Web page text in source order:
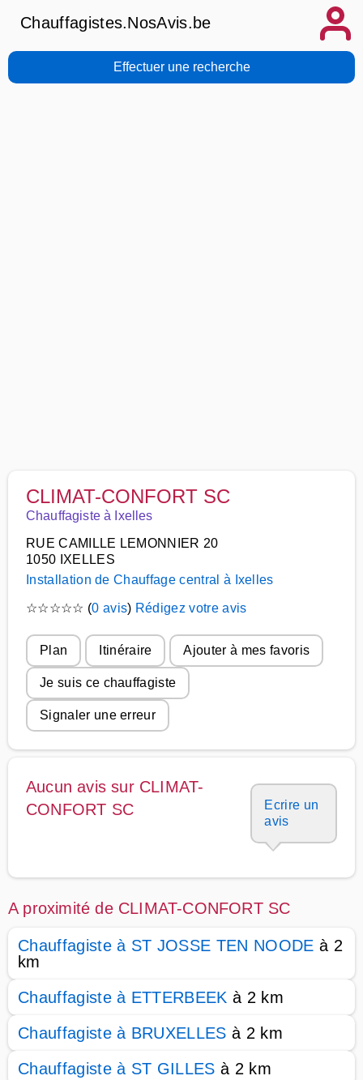
Chauffagistes.NosAvis.be
Effectuer une recherche
CLIMAT-CONFORT SC
Chauffagiste à Ixelles
RUE CAMILLE LEMONNIER 20
1050 IXELLES
Installation de Chauffage central à Ixelles
☆☆☆☆☆ (0 avis) Rédigez votre avis
Plan Itinéraire Ajouter à mes favoris
Je suis ce chauffagiste
Signaler une erreur
Aucun avis sur CLIMAT-
CONFORT SC
Ecrire un
avis
A proximité de CLIMAT-CONFORT SC
Chauffagiste à ST JOSSE TEN NOODE à 2
km
Chauffagiste à ETTERBEEK à 2 km
Chauffagiste à BRUXELLES à 2 km
Chauffagiste à ST GILLES à 2 km